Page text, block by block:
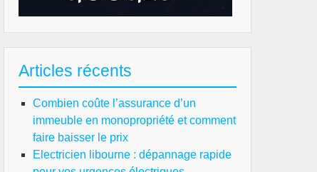
Articles récents
Combien coûte l’assurance d’un
immeuble en monopropriété et comment
faire baisser le prix
Electricien libourne : dépannage rapide